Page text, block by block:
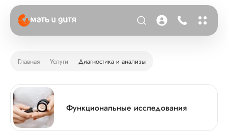
Главная Услуги Диагностика и анализы
Функциональные исследования